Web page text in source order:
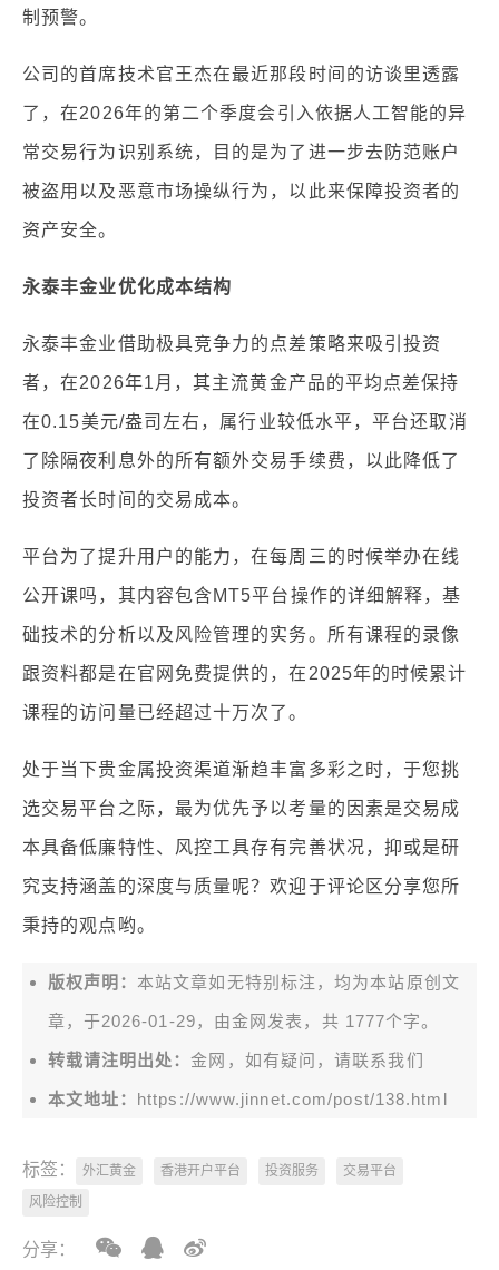
制预警。
公司的首席技术官王杰在最近那段时间的访谈里透露
了，在2026年的第二个季度会引入依据人工智能的异
常交易行为识别系统，目的是为了进一步去防范账户
被盗用以及恶意市场操纵行为，以此来保障投资者的
资产安全。
永泰丰金业优化成本结构
永泰丰金业借助极具竞争力的点差策略来吸引投资
者，在2026年1月，其主流黄金产品的平均点差保持
在0.15美元/盎司左右，属行业较低水平，平台还取消
了除隔夜利息外的所有额外交易手续费，以此降低了
投资者长时间的交易成本。
平台为了提升用户的能力，在每周三的时候举办在线
公开课吗，其内容包含MT5平台操作的详细解释，基
础技术的分析以及风险管理的实务。所有课程的录像
跟资料都是在官网免费提供的，在2025年的时候累计
课程的访问量已经超过十万次了。
处于当下贵金属投资渠道渐趋丰富多彩之时，于您挑
选交易平台之际，最为优先予以考量的因素是交易成
本具备低廉特性、风控工具存有完善状况，抑或是研
究支持涵盖的深度与质量呢？欢迎于评论区分享您所
秉持的观点哟。
版权声明： 本站文章如无特别标注，均为本站原创文
章，于2026-01-29，由金网 发表，共 1777个字。
转载请注明出处：金网，如有疑问，请联系我们
本文地址： https://www.jinnet.com/post/138.html
标签： 外汇黄金 香港开户平台 投资服务
交易平台
风险控制
分享：